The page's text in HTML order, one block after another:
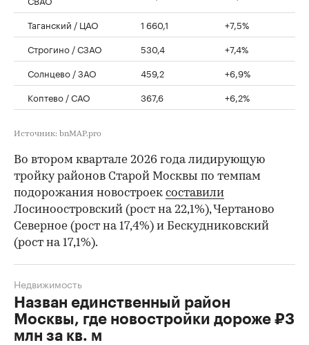
Таганский / ЦАО 1 660,1
+7,5%
Строгино / СЗАО
530,4
+7,4%
Солнцево / ЗАО
459,2
+6,9%
Коптево / САО
367,6 +6,2%
Источник: bnMAP.pro
Во втором квартале 2026 года лидирующую
тройку районов Старой Москвы по темпам
подорожания новостроек составили
Лосиноостровский (рост на 22,1%), Чертаново
Северное (рост на 17,4%) и Бескудниковский
(рост на 17,1%).
Назван единственный район
Москвы, где новостройки дороже ₽3
млн за кв. м
Недвижимость